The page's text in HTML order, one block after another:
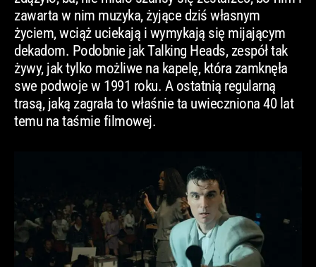
zawarta w nim muzyka, żyjące dziś własnym
życiem, wciąż uciekają i wymykają się mijającym
dekadom. Podobnie jak Talking Heads, zespół tak
żywy, jak tylko możliwe na kapelę, która zamknęła
swe podwoje w 1991 roku. A ostatnią regularną
trasą, jaką zagrała to właśnie ta uwieczniona 40 lat
temu na taśmie filmowej.